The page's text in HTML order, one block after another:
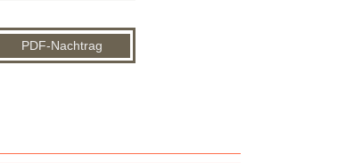
PDF-Nachtrag